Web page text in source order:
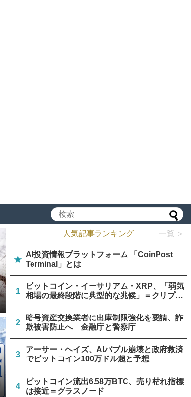
人気記事ランキング 一覧 ＞
★
AI投資情報プラットフォーム 「CoinPost
Terminal」とは
1
ビットコイン・イーサリアム・XRP、「弱気
相場の最終段階に典型的な兆候」＝クリプト
クアント
2
暗号資産交換業者に出庫制限強化を要請、詐
欺被害防止へ 金融庁と警察庁
3
アーサー・ヘイズ、AIバブル崩壊と政府救済
でビットコイン100万ドル超と予想
4
ビットコイン流出6.58万BTC、売り枯れ指標
は接近＝グラスノード